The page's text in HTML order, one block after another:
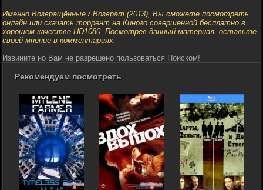
Именно Возвращённые / Возврат (2013), Вы сможете посмотреть
онлайн или скачать торрент на Киного совершенной бесплатно в
хорошем качестве HD1080. Посмотрев данный материал, оставьте
своей мнение в комментариях.
Извините но Вам не разрешено пользоваться Поиском!
Рекомендуем посмотреть